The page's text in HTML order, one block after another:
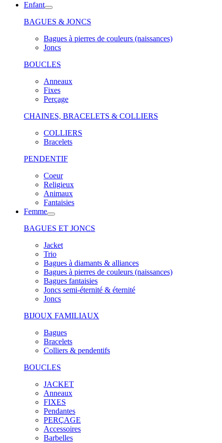
Enfant
BAGUES & JONCS
Bagues à pierres de couleurs (naissances)
Joncs
BOUCLES
Anneaux
Fixes
Perçage
CHAINES, BRACELETS & COLLIERS
COLLIERS
Bracelets
PENDENTIF
Coeur
Religieux
Animaux
Fantaisies
Femme
BAGUES ET JONCS
Jacket
Trio
Bagues à diamants & alliances
Bagues à pierres de couleurs (naissances)
Bagues fantaisies
Joncs semi-éternité & éternité
Joncs
BIJOUX FAMILIAUX
Bagues
Bracelets
Colliers & pendentifs
BOUCLES
JACKET
Anneaux
FIXES
Pendantes
PERÇAGE
Accessoires
Barbelles